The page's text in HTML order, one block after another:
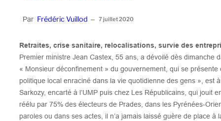
Par Frédéric Vuillod – 7 juillet 2020
Retraites, crise sanitaire, relocalisations, survie des
Premier ministre Jean Castex, 55 ans, a dévoilé dès dimanche
« Monsieur déconfinement » du gouvernement, qui se
politique local enraciné dans la vie quotidienne des gens », est
Sarkozy, encarté à l’UMP puis chez Les Républicains, qui jouit
réélu par 75% des électeurs de Prades, dans les Pyrénées-
paroles ou dans ses actes, il n’a jamais laissé guère de place